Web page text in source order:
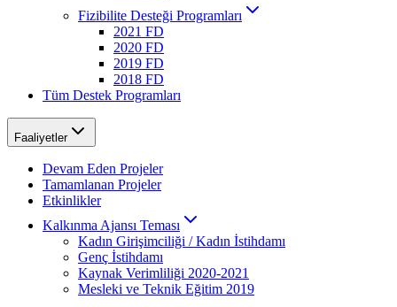
Fizibilite Desteği Programları
2021 FD
2020 FD
2019 FD
2018 FD
Tüm Destek Programları
Faaliyetler
Devam Eden Projeler
Tamamlanan Projeler
Etkinlikler
Kalkınma Ajansı Teması
Kadın Girişimciliği / Kadın İstihdamı
Genç İstihdamı
Kaynak Verimliliği 2020-2021
Mesleki ve Teknik Eğitim 2019